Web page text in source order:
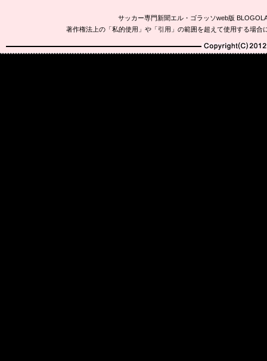
サッカー専門新聞エル・ゴラッソweb版
著作権法上の「私的使用」や「引用」の範囲を超えて使用する場
Copyright(C)2010-